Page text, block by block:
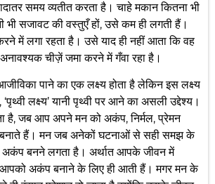
समय व्यतीत करता है। चाहे मकान कितना भी
भी सजावट की वस्तुएँ हों, उसे कम ही लगती हैं।
में लगा रहता है। उसे याद ही नहीं आता कि वह
चीज़ें जमा करने में गँवा रहा है।
पाने का एक लक्ष्य होता है लेकिन इस लक्ष्य
लक्ष्य’ यानी पृथ्वी पर आने का असली उद्देश्य।
है, जब आप अपने मन को अकंप, निर्मल, प्रेमन
हैं। मन जब अनेकों घटनाओं से सही समझ के
अकंप बनने लगता है। अर्थात आपके जीवन में
आपको अकंप बनाने के लिए ही आती हैं। मगर मन के